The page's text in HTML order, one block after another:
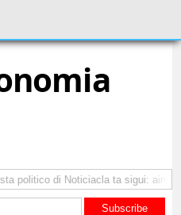
politico di Noticiacla ta sigui: ainda
Subscribe